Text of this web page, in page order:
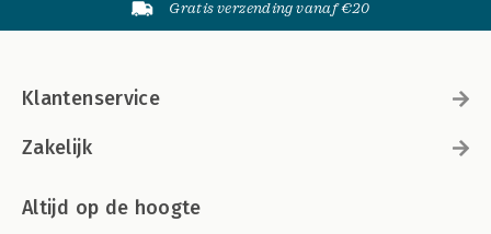
Gratis verzending vanaf €20
Klantenservice
Zakelijk
Altijd op de hoogte